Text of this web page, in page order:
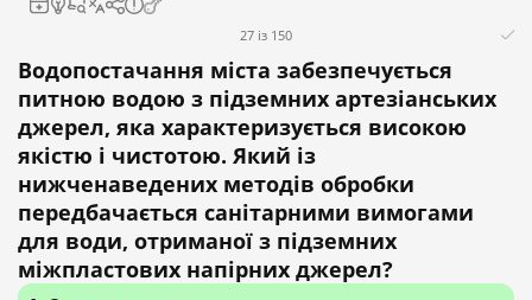
27 із 150
Водопостачання міста забезпечується
питною водою з підземних артезіанських
джерел, яка характеризується високою
якістю і чистотою. Який із
нижченаведених методів обробки
передбачається санітарними вимогами
для води, отриманої з підземних
міжпластових напірних джерел?